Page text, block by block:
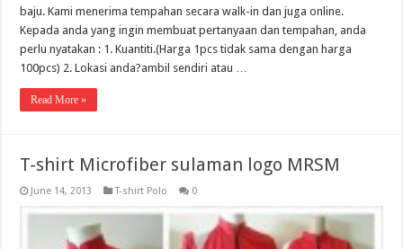
baju. Kami menerima tempahan secara walk-in dan juga online.
Kepada anda yang ingin membuat pertanyaan dan tempahan, anda
perlu nyatakan : 1. Kuantiti.(Harga 1pcs tidak sama dengan harga
100pcs) 2. Lokasi anda?ambil sendiri atau …
Read More »
T-shirt Microfiber sulaman logo MRSM
June 14, 2013 T-shirt Polo 0